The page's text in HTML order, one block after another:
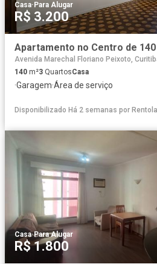
Casa· Para Alugar
R$ 3.200
Apartamento no Centro de
Avenida Marechal Floriano Peixoto,
140 m²3 QuartosCasa
·Garagem·Área de serviço
Disponibilizado Há 2 semanas por Rentola
Casa·Para Alugar
R$ 1.800